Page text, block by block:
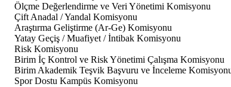
Ölçme Değerlendirme ve Veri Yönetimi Komisyonu
Çift Anadal / Yandal Komisyonu
Araştırma Geliştirme (Ar-Ge) Komisyonu
Yatay Geçiş / Muafiyet / İntibak Komisyonu
Risk Komisyonu
Birim İç Kontrol ve Risk Yönetimi Çalışma Komisyonu
Birim Akademik Teşvik Başvuru ve İnceleme
Spor Dostu Kampüs Komisyonu